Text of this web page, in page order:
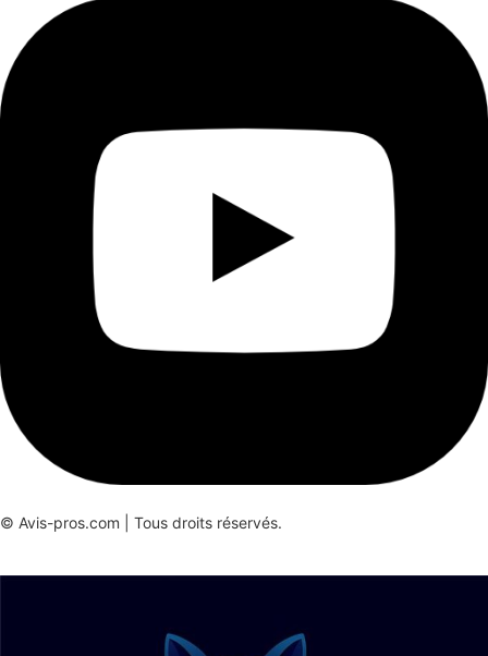
© Avis-pros.com | Tous droits réservés.